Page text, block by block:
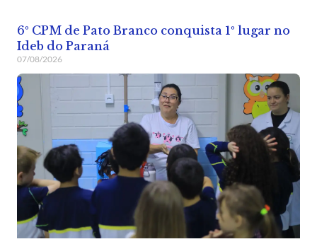
6º CPM de Pato Branco conquista 1º lugar no
Ideb do Paraná
07/08/2026